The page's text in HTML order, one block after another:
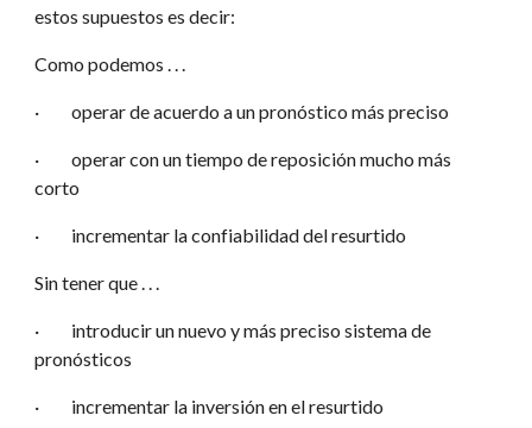
estos supuestos es decir:
Como podemos . . .
·         operar de acuerdo a un pronóstico más preciso
·         operar con un tiempo de reposición mucho más
corto
·         incrementar la confiabilidad del resurtido
Sin tener que . . .
·         introducir un nuevo y más preciso sistema de
pronósticos
·         incrementar la inversión en el resurtido